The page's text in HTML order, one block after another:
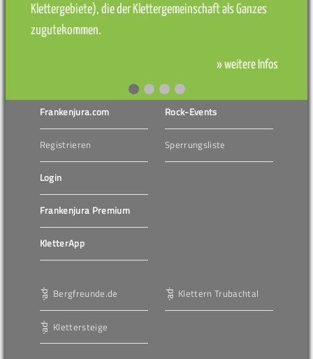
Klettergebiete), die der Klettergemeinschaft als Ganzes
zugutekommen.
» weitere Infos
Frankenjura.com
Registrieren
Login
Frankenjura Premium
KletterApp
Rock-Events
Sperrungsliste
Bergfreunde.de
Klettersteige
Klettern Trubachtal